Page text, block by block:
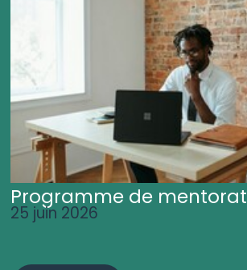
Programme de mentorat
25 juin 2026